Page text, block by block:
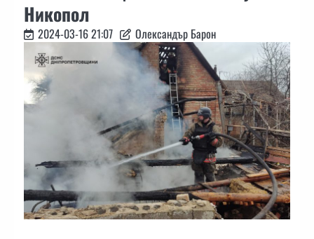
Никопол
2024-03-16 21:07 Олександър Барон